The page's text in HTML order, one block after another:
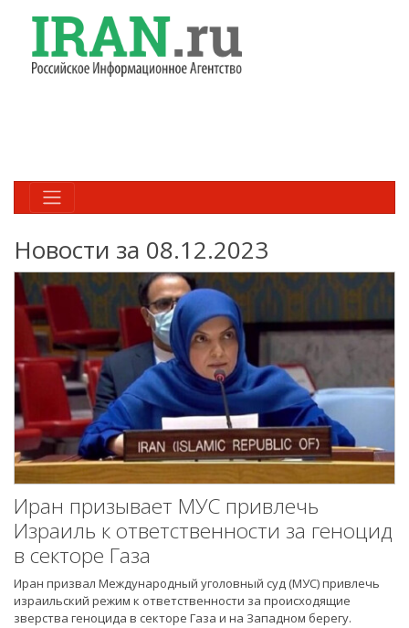
Новости за 08.12.2023
Иран призывает МУС привлечь
Израиль к ответственности за геноцид
в секторе Газа
Иран призвал Международный уголовный суд (МУС) привлечь
израильский режим к ответственности за происходящие
зверства геноцида в секторе Газа и на Западном берегу.